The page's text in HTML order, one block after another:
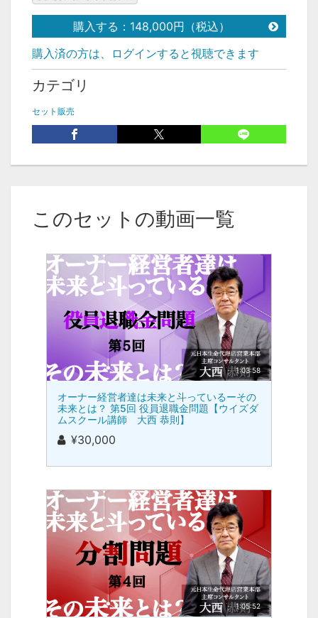
購入する：148,000円（税込）
購入済の方は、ログインすると視聴できます
カテゴリ
セット販売
このセットの動画一覧
1:03:58
オーナー経営者達は未来と斗っているーその
未来とは？ 第5回 役員退職金問題【ウイズダ
ムスクール講師 大西 恭則】
¥30,000
1:05:52